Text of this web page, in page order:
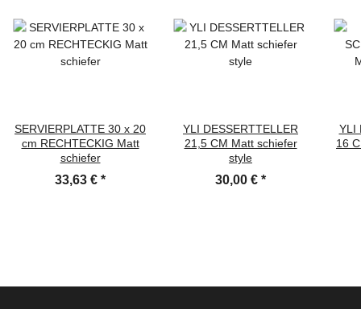
SERVIERPLATTE 30 x 20
cm RECHTECKIG Matt
schiefer
33,63 € *
YLI DESSERTTELLER
21,5 CM Matt schiefer
style
30,00 € *
YLI
16